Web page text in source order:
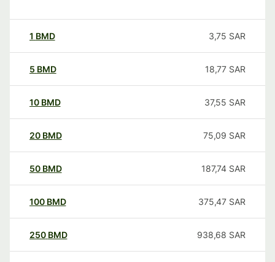
1 BMD 3,75 SAR
5 BMD 18,77 SAR
10 BMD 37,55 SAR
20 BMD 75,09 SAR
50 BMD 187,74 SAR
100 BMD 375,47 SAR
250 BMD 938,68 SAR